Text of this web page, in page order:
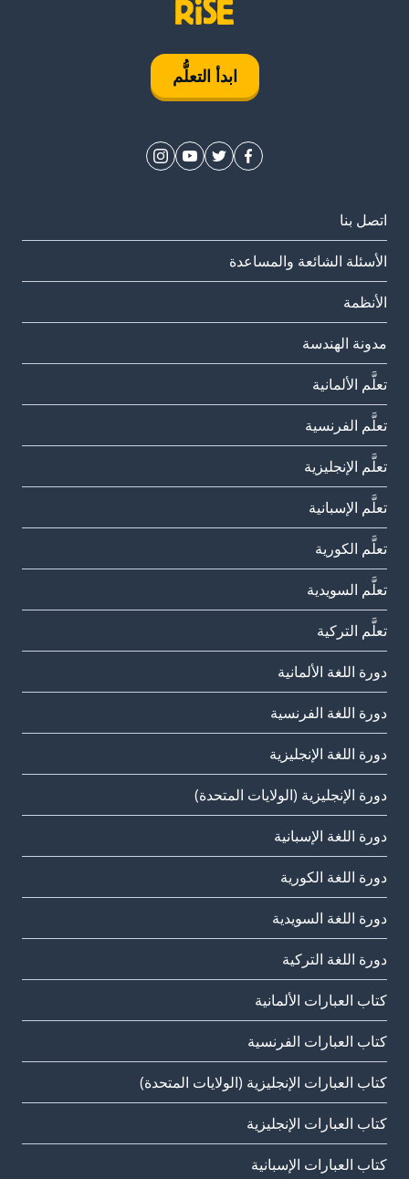
ابدأ التعلُّم
اتصل بنا
الأسئلة الشائعة والمساعدة
الأنظمة
مدونة الهندسة
تعلَّم الألمانية
تعلَّم الفرنسية
تعلَّم الإنجليزية
تعلَّم الإسبانية
تعلَّم الكورية
تعلَّم السويدية
تعلَّم التركية
دورة اللغة الألمانية
دورة اللغة الفرنسية
دورة اللغة الإنجليزية
دورة الإنجليزية (الولايات المتحدة)
دورة اللغة الإسبانية
دورة اللغة الكورية
دورة اللغة السويدية
دورة اللغة التركية
كتاب العبارات الألمانية
كتاب العبارات الفرنسية
كتاب العبارات الإنجليزية (الولايات المتحدة)
كتاب العبارات الإنجليزية
كتاب العبارات الإسبانية